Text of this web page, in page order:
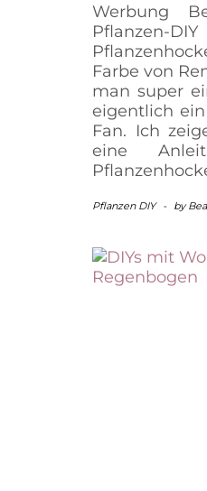
Werbung
Pflanzen-
Farbe von
man super
eigentlich
Fan. Ich
eine
Pflanzen DIY - byBea